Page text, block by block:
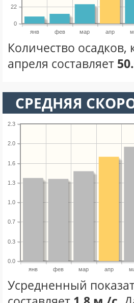
янв фев мар апр
0
22
Количество
апреля составляет
СРЕДНЯЯ
янв фев мар апр
0.0
0.3
0.7
1.0
1.3
1.6
2.0
2.3
Усредненный